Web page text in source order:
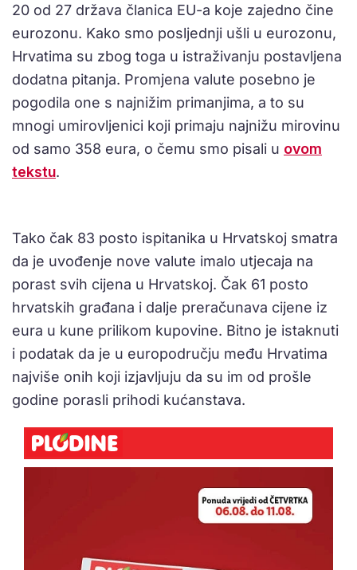
20 od 27 država članica EU-a koje zajedno čine
eurozonu. Kako smo posljednji ušli u eurozonu,
Hrvatima su zbog toga u istraživanju postavljena
dodatna pitanja. Promjena valute posebno je
pogodila one s najnižim primanjima, a to su
mnogi umirovljenici koji primaju najnižu mirovinu
od samo 358 eura, o čemu smo pisali u ovom
tekstu.
Tako čak 83 posto ispitanika u Hrvatskoj smatra
da je uvođenje nove valute imalo utjecaja na
porast svih cijena u Hrvatskoj. Čak 61 posto
hrvatskih građana i dalje preračunava cijene iz
eura u kune prilikom kupovine. Bitno je istaknuti
i podatak da je u europodručju među Hrvatima
najviše onih koji izjavljuju da su im od prošle
godine porasli prihodi kućanstava.